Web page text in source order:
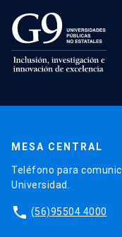
MESA CENTRAL
Teléfono para
Universidad.
phone (56)95504 4000